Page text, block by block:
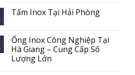
Tấm Inox Tại Hải Phòng
Ống Inox Công Nghiệp Tại
Hà Giang – Cung Cấp Số
Lượng Lớn